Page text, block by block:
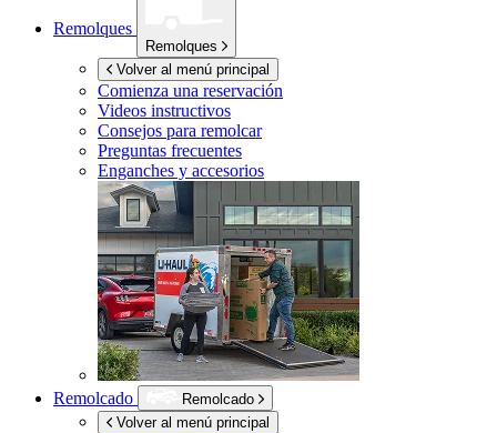
Remolques
Remolques
Volver al menú principal
Comienza una reservación
Videos instructivos
Consejos para remolcar
Preguntas frecuentes
Enganches y accesorios
Remolcado
Remolcado
Volver al menú principal